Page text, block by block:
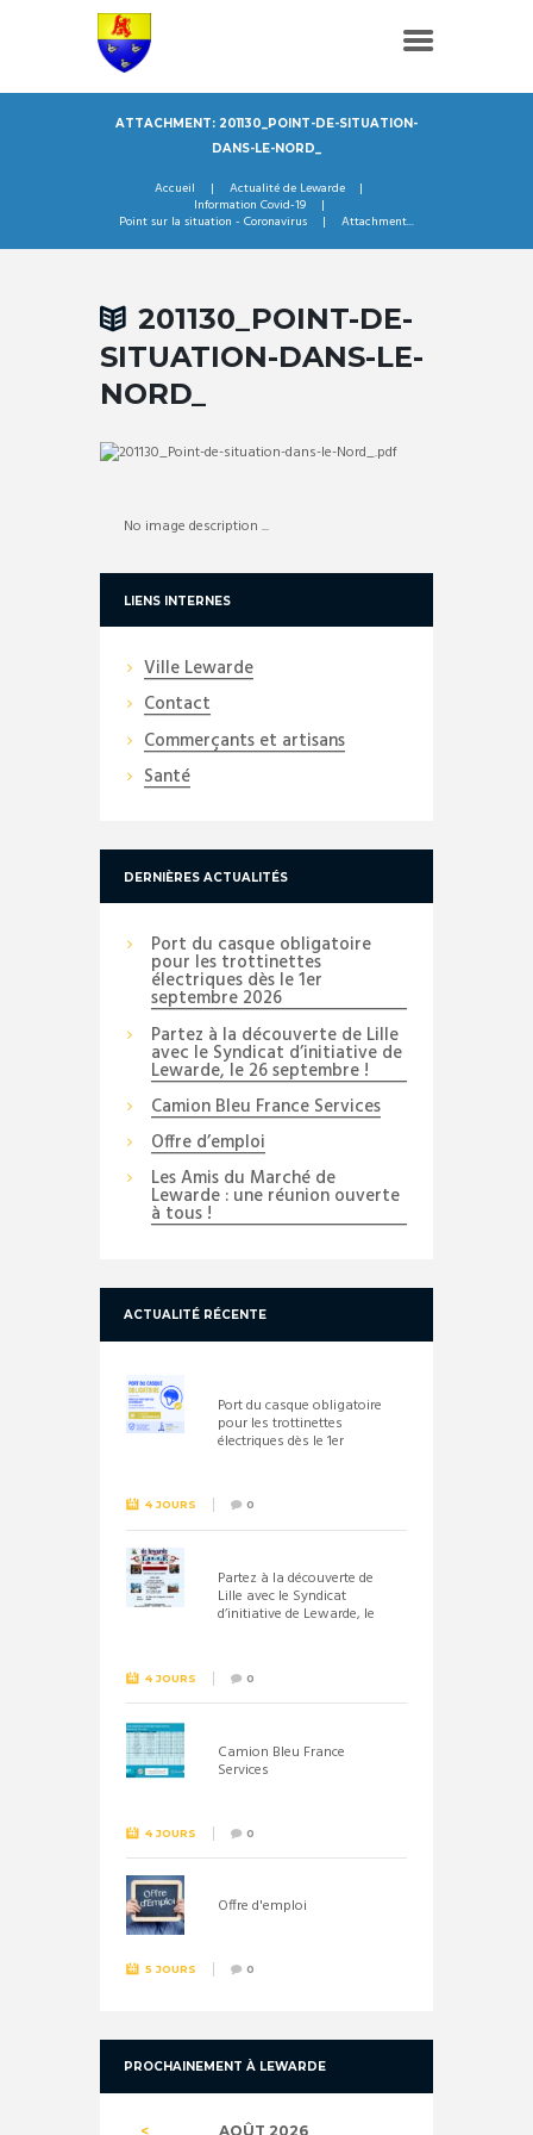
ATTACHMENT: 201130_POINT-DE-SITUATION-
DANS-LE-NORD_
Accueil
Actualité de Lewarde
Information Covid-19
Point sur la situation - Coronavirus
Attachment...
201130_POINT-DE-
SITUATION-DANS-LE-
NORD_
No image description ...
LIENS INTERNES
Ville Lewarde
Contact
Commerçants et artisans
Santé
DERNIÈRES ACTUALITÉS
Port du casque obligatoire
pour les trottinettes
électriques dès le 1er
septembre 2026
Partez à la découverte de Lille
avec le Syndicat d’initiative de
Lewarde, le 26 septembre !
Camion Bleu France Services
Offre d’emploi
Les Amis du Marché de
Lewarde : une réunion ouverte
à tous !
ACTUALITÉ RÉCENTE
Port du casque obligatoire
pour les trottinettes
électriques dès le 1er
4 JOURS 0
Partez à la découverte de
Lille avec le Syndicat
d’initiative de Lewarde, le
4 JOURS 0
Camion Bleu France
Services
4 JOURS 0
Offre d'emploi
5 JOURS 0
PROCHAINEMENT À LEWARDE
AOÛT 2026